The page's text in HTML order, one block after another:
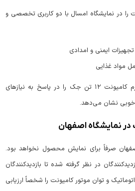
را در نمایشگاه امسال با دو کاربری تخصصی و
ایمنی و امدادی
مواد غذایی
این تنوع کاربری، انعطاف پلتفرم کامیونت ۱۲ تن جک را در پاسخ به نیازهای
نشان می‌دهد.
نمایشگاه اصفهان
صرفاً برای نمایش محصول نخواهد بود.
در نظر گرفته شده تا بازدیدکنندگان
و توان موتور کامیونت را شخصاً ارزیابی